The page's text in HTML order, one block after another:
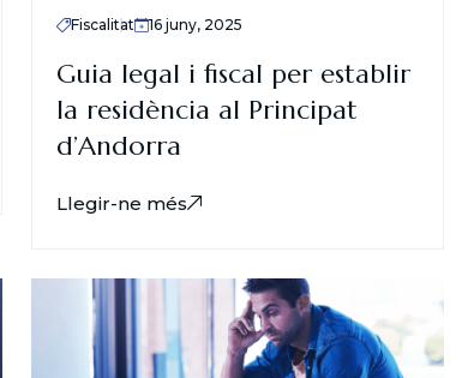
Fiscalitat 16 juny, 2025
Guia legal i fiscal per establir
la residència al Principat
d’Andorra
Llegir-ne més